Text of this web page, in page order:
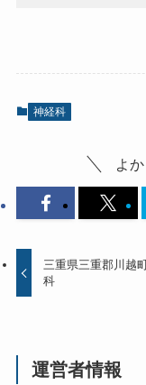
神経科
よ
三重県三重郡川越
科
運営者情報